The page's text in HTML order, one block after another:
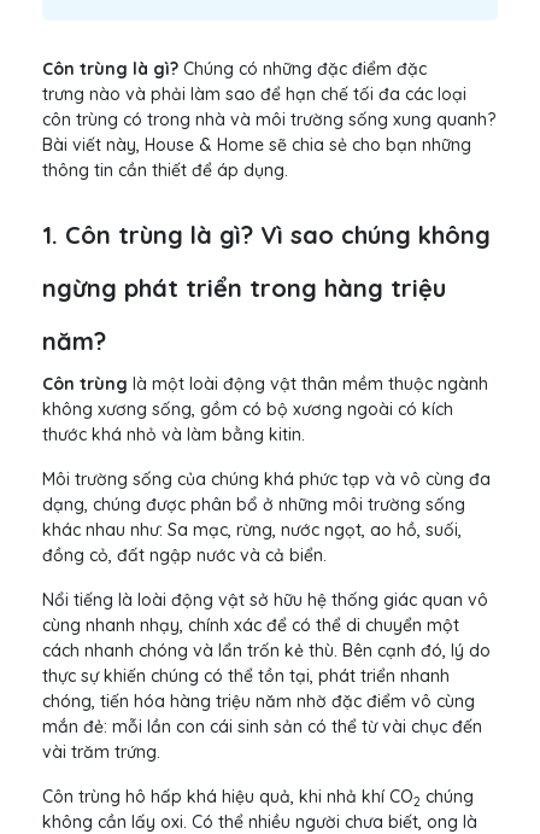
Côn trùng là gì? Chúng có những đặc điểm đặc
trưng nào và phải làm sao để hạn chế tối đa các loại
côn trùng có trong nhà và môi trường sống xung quanh?
Bài viết này, House & Home sẽ chia sẻ cho bạn những
thông tin cần thiết để áp dụng.
1. Côn trùng là gì? Vì sao chúng không
ngừng phát triển trong hàng triệu
năm?
Côn trùng là một loài động vật thân mềm thuộc ngành
không xương sống, gồm có bộ xương ngoài có kích
thước khá nhỏ và làm bằng kitin.
Môi trường sống của chúng khá phức tạp và vô cùng đa
dạng, chúng được phân bổ ở những môi trường sống
khác nhau như: Sa mạc, rừng, nước ngọt, ao hồ, suối,
đồng cỏ, đất ngập nước và cả biển.
Nổi tiếng là loài động vật sở hữu hệ thống giác quan vô
cùng nhanh nhạy, chính xác để có thể di chuyển một
cách nhanh chóng và lẩn trốn kẻ thù. Bên cạnh đó, lý do
thực sự khiến chúng có thể tồn tại, phát triển nhanh
chóng, tiến hóa hàng triệu năm nhờ đặc điểm vô cùng
mắn đẻ: mỗi lần con cái sinh sản có thể từ vài chục đến
vài trăm trứng.
Côn trùng hô hấp khá hiệu quả, khi nhả khí CO2 chúng
không cần lấy oxi. Có thể nhiều người chưa biết, ong là